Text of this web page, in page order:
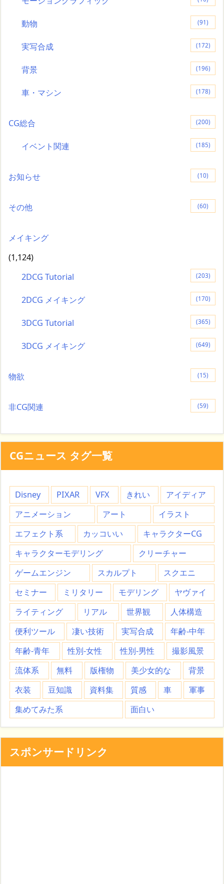
動物 (91)
実写合成 (172)
背景 (196)
車・マシン (178)
CG総合 (200)
イベント関連 (185)
お知らせ (10)
その他 (60)
メイキング
(1,124)
2DCG Tutorial
(203)
2DCG メイキング (170)
3DCG Tutorial (365)
3DCG メイキング (649)
物欲 (15)
非CG関連 (59)
CGニュース タグ一覧
Disney PIXAR VFX きれい
アイディア
アニメーション
アート
イラスト
エフェクト系
カッコいい
キャラクターCG
キャラクターモデリング
クリーチャー
ゲームエンジン
スカルプト
スクエニ
セミナー
ミリタリー モデリング
ヤヴァイ
ライティング
リアル 世界観
人体構造
便利ツール
凄い技術 実写合成
年齢-中年
年齢-青年
性別-女性 性別-男性
撮影風景
流体系
無料 版権物 美少女的な
背景
衣装
豆知識 資料集 質感 車
軍事
集めてみた系
面白い
スポンサードリンク